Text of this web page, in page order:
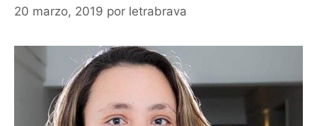
20 marzo, 2019 por letrabrava